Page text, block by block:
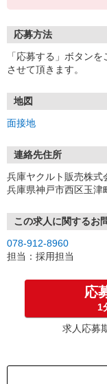
応募方法
「応募する」ボタン
させて頂きます。
地図
面接地
連絡先住所
兵庫ヤクルト販売株式
兵庫県神戸市西区玉津
この求人に関するお
078-912-8960
担当：採用担当
応
1
求人応募